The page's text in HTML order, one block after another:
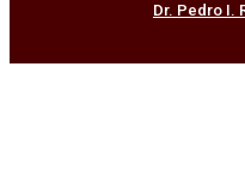
Dr. Pedro I.